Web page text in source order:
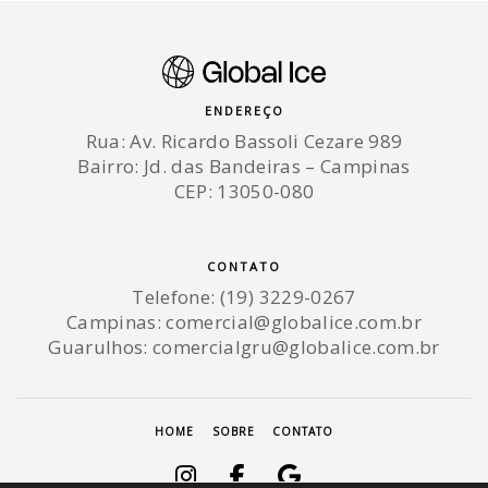
ENDEREÇO
Rua: Av. Ricardo Bassoli Cezare 989
Bairro: Jd. das Bandeiras – Campinas
CEP: 13050-080
CONTATO
Telefone: (19) 3229-0267
Campinas:comercial@globalice.com.br
Guarulhos: comercialgru@globalice.com.br
HOME SOBRE CONTATO